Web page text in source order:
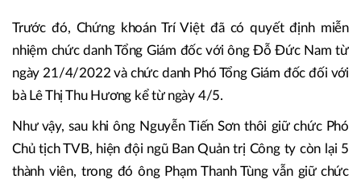
Trước đó, Chứng khoán Trí Việt đã có quyết định miễn
nhiệm chức danh Tổng Giám đốc với ông Đỗ Đức Nam từ
ngày 21/4/2022 và chức danh Phó Tổng Giám đốc đối với
bà Lê Thị Thu Hương kể từ ngày 4/5.
Như vậy, sau khi ông Nguyễn Tiến Sơn thôi giữ chức Phó
Chủ tịch TVB, hiện đội ngũ Ban Quản trị Công ty còn lại 5
thành viên, trong đó ông Phạm Thanh Tùng vẫn giữ chức